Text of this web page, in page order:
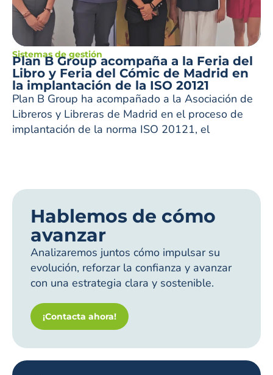
Sistemas de gestión
Plan B Group acompaña a la Feria del
Libro y Feria del Cómic de Madrid en
la implantación de la ISO 20121
Plan B Group ha acompañado a la Asociación de
Libreros y Libreras de Madrid en el proceso de
implantación de la norma ISO 20121, el
Hablemos de cómo
avanzar
Analizaremos juntos cómo impulsar su
evolución, reforzar la confianza y avanzar
con una estrategia clara y sostenible.
¡Contacta ahora!